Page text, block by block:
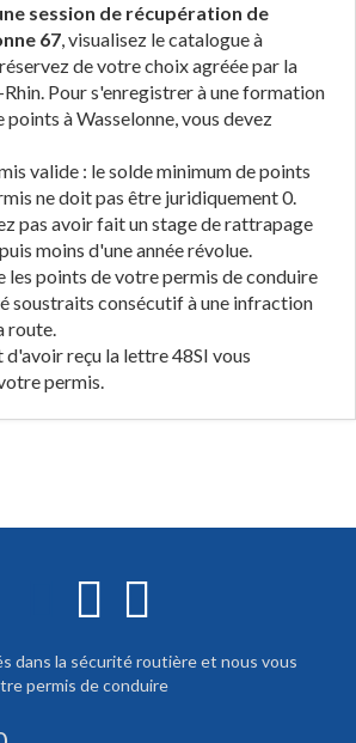
session de récupération de
67, visualisez le catalogue à
de votre choix agréée par la
Pour s'enregistrer à une formation
à Wasselonne, vous devez
valide : le solde minimum de points
ne doit pas être juridiquement 0.
pas avoir fait un stage de rattrapage
moins d'une année révolue.
les points de votre permis de conduire
soustraits consécutif à une infraction
route.
reçu la lettre 48SI vous
permis.
dans la sécurité routière et nous vous
permis de conduire